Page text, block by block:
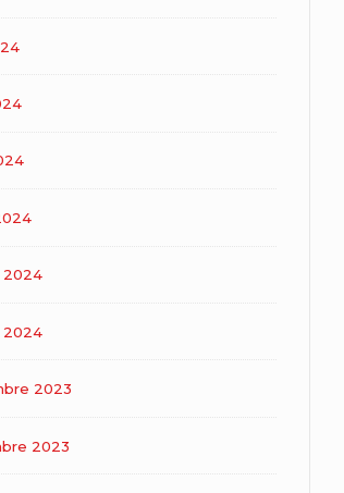
2024
2024
2023
2023